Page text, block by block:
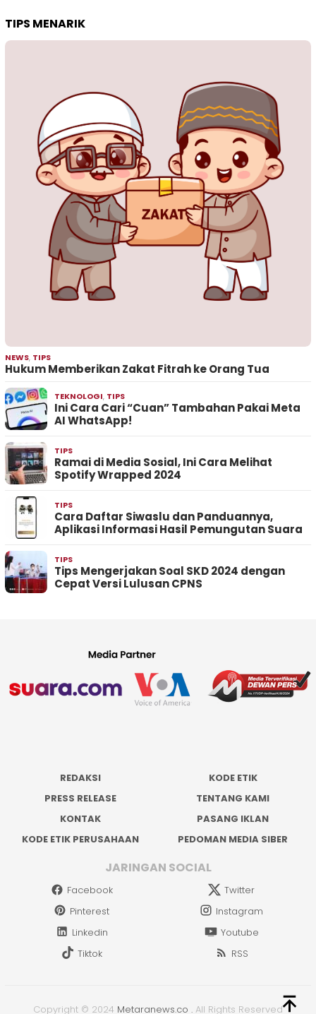
TIPS MENARIK
NEWS, TIPS
Hukum Memberikan Zakat Fitrah ke Orang Tua
TEKNOLOGI, TIPS
Ini Cara Cari “Cuan” Tambahan Pakai Meta
AI WhatsApp!
TIPS
Ramai di Media Sosial, Ini Cara Melihat
Spotify Wrapped 2024
TIPS
Cara Daftar Siwaslu dan Panduannya,
Aplikasi Informasi Hasil Pemungutan Suara
TIPS
Tips Mengerjakan Soal SKD 2024 dengan
Cepat Versi Lulusan CPNS
REDAKSI
KODE ETIK
PRESS RELEASE
TENTANG KAMI
KONTAK
PASANG IKLAN
KODE ETIK PERUSAHAAN
PEDOMAN MEDIA SIBER
JARINGAN SOCIAL
Facebook
Twitter
Pinterest
Instagram
Linkedin
Youtube
Tiktok
RSS
Copyright © 2024 Metaranews.co . All Rights Reserved